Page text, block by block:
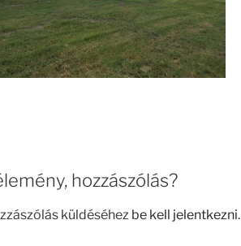
hozzászólás?
küldéséhez be kell jelentkezni.